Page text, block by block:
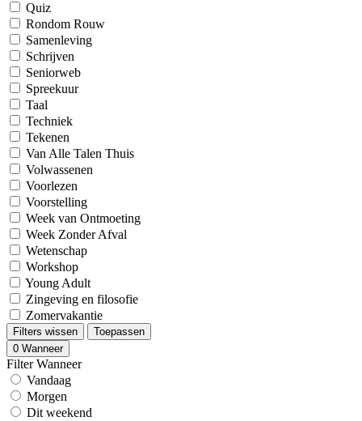
Quiz
Rondom Rouw
Samenleving
Schrijven
Seniorweb
Spreekuur
Taal
Techniek
Tekenen
Van Alle Talen Thuis
Volwassenen
Voorlezen
Voorstelling
Week van Ontmoeting
Week Zonder Afval
Wetenschap
Workshop
Young Adult
Zingeving en filosofie
Zomervakantie
Filters wissen
Toepassen
0 Wanneer
Filter Wanneer
Vandaag
Morgen
Dit weekend